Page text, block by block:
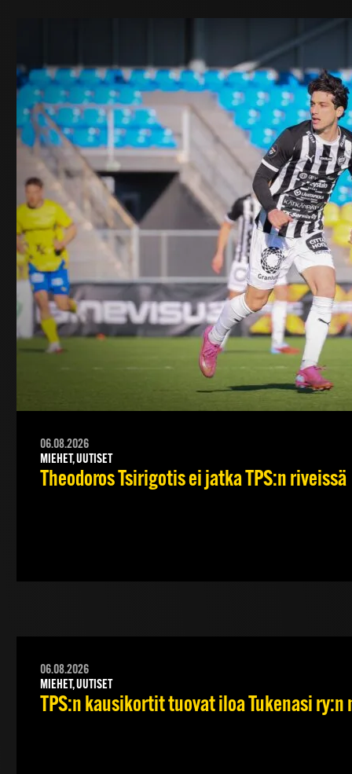
06.08.2026
MIEHET, UUTISET
Theodoros Tsirigotis ei jatka TPS:n riveissä
06.08.2026
MIEHET, UUTISET
TPS:n kausikortit tuovat iloa Tukenasi